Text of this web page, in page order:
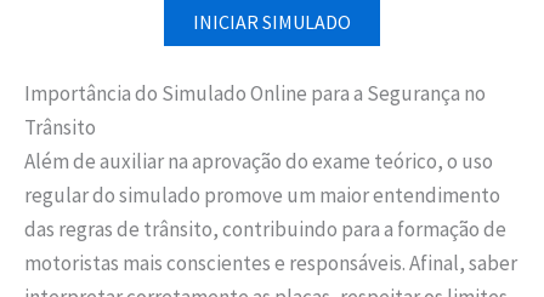
INICIAR SIMULADO
Importância do Simulado Online para a Segurança no
Trânsito
Além de auxiliar na aprovação do exame teórico, o uso
regular do simulado promove um maior entendimento
das regras de trânsito, contribuindo para a formação de
motoristas mais conscientes e responsáveis. Afinal, saber